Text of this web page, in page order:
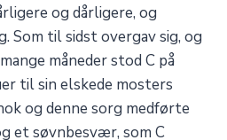
og dårligere, og
Som til sidst overgav sig, og
måneder stod C på
til sin elskede mosters
og denne sorg medførte
et søvnbesvær, som C